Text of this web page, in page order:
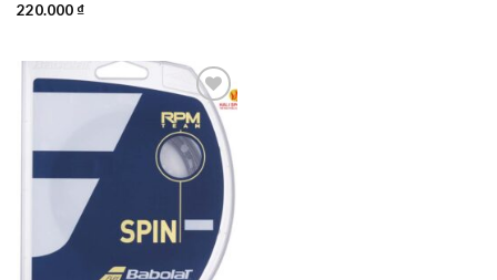
220.000₫
Add to
wishlist